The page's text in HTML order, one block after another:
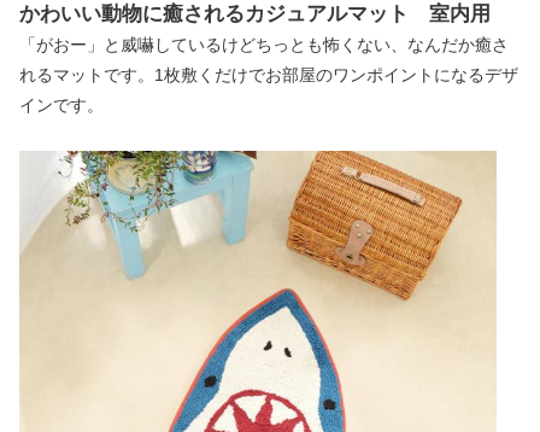
かわいい動物に癒されるカジュアルマット 室内用
「がおー」と威嚇しているけどちっとも怖くない、なんだか癒さ
れるマットです。1枚敷くだけでお部屋のワンポイントになるデザ
インです。